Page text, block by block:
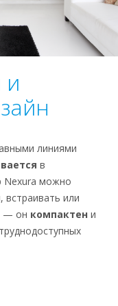
и
линиями
в
Nexura можно
встраивать или
— он компактен и